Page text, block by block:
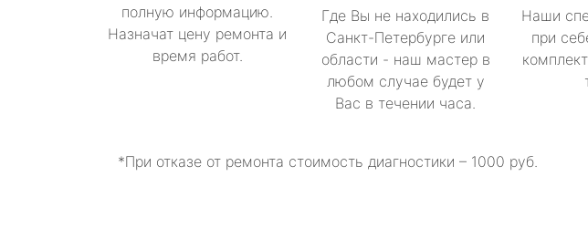
полную информацию.
Назначат цену ремонта и
время работ.
Где Вы не находились в
Санкт-Петербурге или
области - наш мастер в
любом случае будет у
Вас в течении часа.
Наши
при
*При отказе от ремонта стоимость диагностики – 1000 руб.